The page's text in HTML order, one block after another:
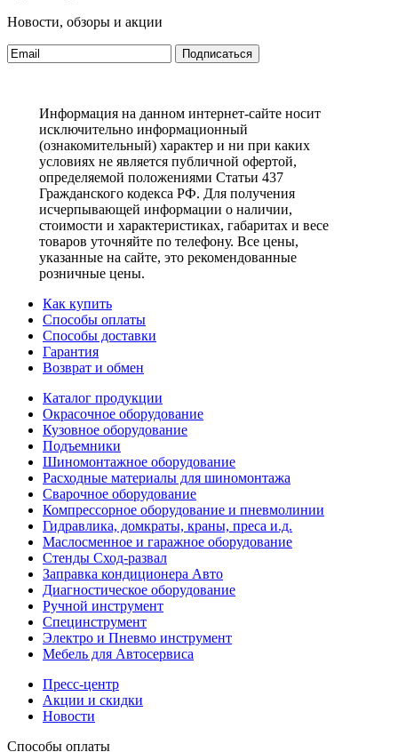
Новости, обзоры и акции
Подписаться
Информация на данном интернет-сайте носит
исключительно информационный
(ознакомительный) характер и ни при каких
условиях не является публичной офертой,
определяемой положениями Статьи 437
Гражданского кодекса РФ. Для получения
исчерпывающей информации о наличии,
стоимости и характеристиках, габаритах и весе
товаров уточняйте по телефону. Все цены,
указанные на сайте, это рекомендованные
розничные цены.
Как купить
Способы оплаты
Способы доставки
Гарантия
Возврат и обмен
Каталог продукции
Окрасочное оборудование
Кузовное оборудование
Подъемники
Шиномонтажное оборудование
Расходные материалы для шиномонтажа
Сварочное оборудование
Компрессорное оборудование и пневмолинии
Гидравлика, домкраты, краны, преса и.д.
Маслосменное и гаражное оборудование
Стенды Сход-развал
Заправка кондиционера Авто
Диагностическое оборудование
Ручной инструмент
Специнструмент
Электро и Пневмо инструмент
Мебель для Автосервиса
Пресс-центр
Акции и скидки
Новости
Способы оплаты